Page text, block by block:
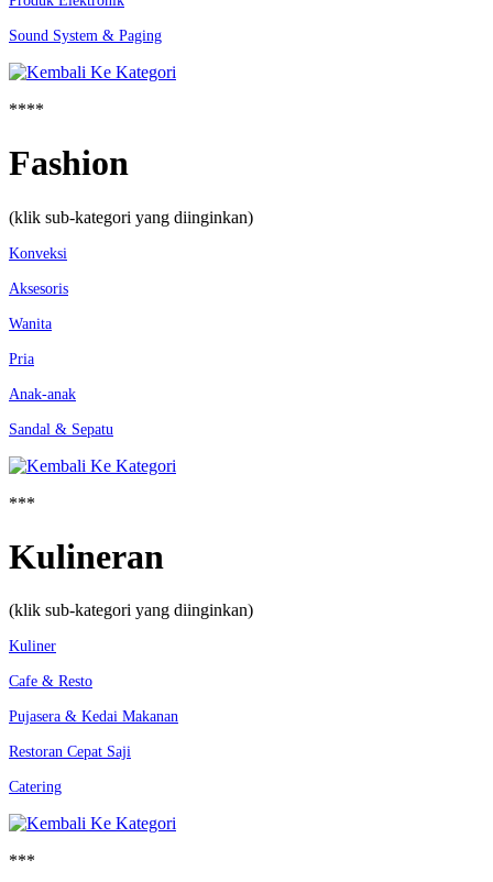
Sound System & Paging
****
Fashion
(klik sub-kategori yang diinginkan)
Konveksi
Aksesoris
Wanita
Pria
Anak-anak
Sandal & Sepatu
***
Kulineran
(klik sub-kategori yang diinginkan)
Kuliner
Cafe & Resto
Pujasera & Kedai Makanan
Restoran Cepat Saji
Catering
***